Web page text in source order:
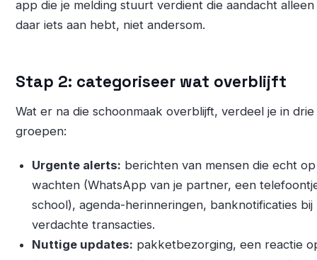
app die je melding stuurt verdient die aandacht alleen
daar iets aan hebt, niet andersom.
Stap 2: categoriseer wat overblijft
Wat er na die schoonmaak overblijft, verdeel je in drie
groepen:
Urgente alerts: berichten van mensen die echt
wachten (WhatsApp van je partner, een
school), agenda-herinneringen, banknotificaties bij
verdachte transacties.
Nuttige updates: pakketbezorging, een reactie